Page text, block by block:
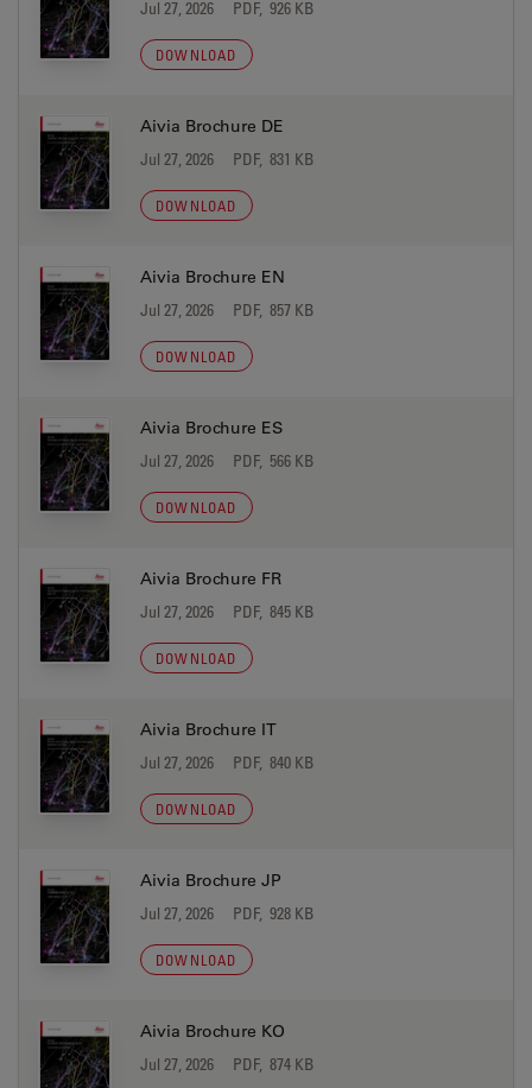
Jul 27, 2026 PDF, 926 KB
DOWNLOAD
Aivia Brochure DE
Jul 27, 2026 PDF, 831 KB
DOWNLOAD
Aivia Brochure EN
Jul 27, 2026 PDF, 857 KB
DOWNLOAD
Aivia Brochure ES
Jul 27, 2026 PDF, 566 KB
DOWNLOAD
Aivia Brochure FR
Jul 27, 2026 PDF, 845 KB
DOWNLOAD
Aivia Brochure IT
Jul 27, 2026 PDF, 840 KB
DOWNLOAD
Aivia Brochure JP
Jul 27, 2026 PDF, 928 KB
DOWNLOAD
Aivia Brochure KO
Jul 27, 2026 PDF, 874 KB